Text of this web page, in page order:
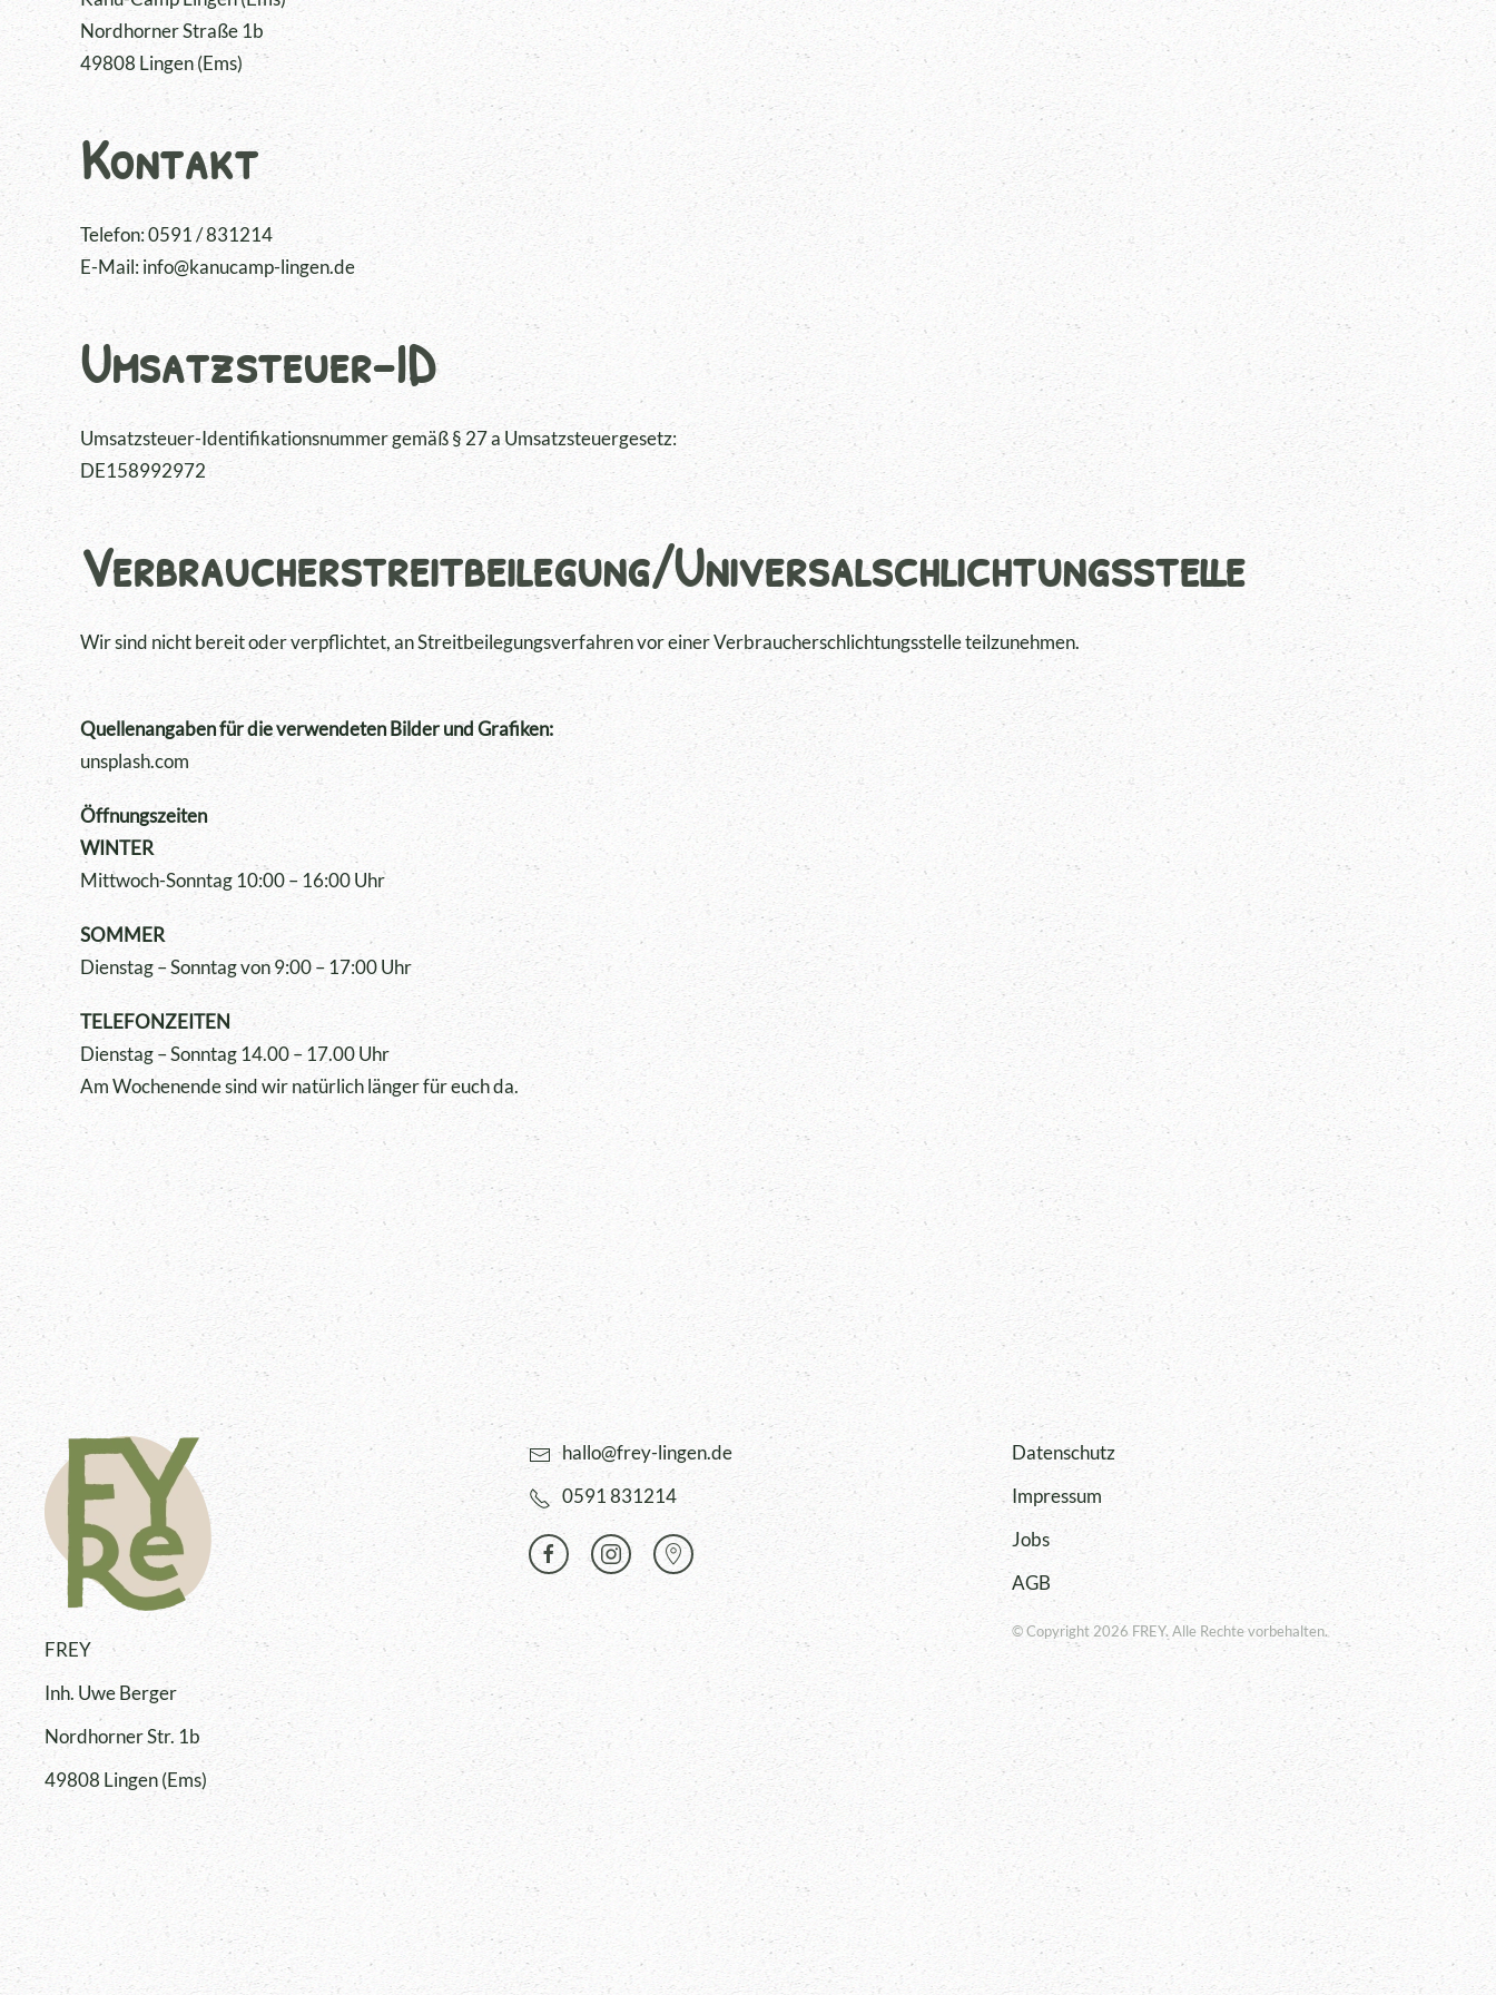
Nordhorner Straße 1b
49808 Lingen (Ems)
Kontakt
Telefon: 0591 / 831214
E-Mail: info@kanucamp-lingen.de
Umsatzsteuer-ID
Umsatzsteuer-Identifikationsnummer gemäß § 27 a Umsatzsteuergesetz:
DE158992972
Verbraucher­streit­beilegung/Universal­schlichtungs­stelle
Wir sind nicht bereit oder verpflichtet, an Streitbeilegungsverfahren vor einer Verbraucherschlichtungsstelle teilzunehmen.
Quellenangaben für die verwendeten Bilder und Grafiken:
unsplash.com
Öffnungszeiten
WINTER
Mittwoch-Sonntag 10:00 – 16:00 Uhr
SOMMER
Dienstag – Sonntag von 9:00 – 17:00 Uhr
TELEFONZEITEN
Dienstag – Sonntag 14.00 – 17.00 Uhr
Am Wochenende sind wir natürlich länger für euch da.
FREY
Inh. Uwe Berger
Nordhorner Str. 1b
49808 Lingen (Ems)
hallo@frey-lingen.de
0591 831214
Datenschutz
Impressum
Jobs
AGB
© Copyright 2026 FREY. Alle Rechte vorbehalten.